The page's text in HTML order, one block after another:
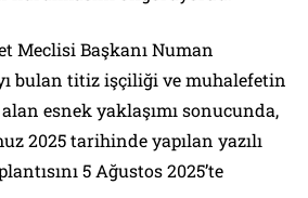
Meclisi Başkanı Numan
bulan titiz işçiliği ve muhalefetin
esnek yaklaşımı sonucunda,
2025 tarihinde yapılan yazılı
5 Ağustos 2025’te